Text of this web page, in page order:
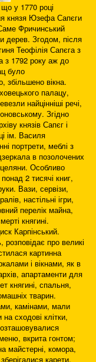
у 1770 році
князя Юзефа Сапєги
Фричинський
дерев. Згодом, після
Теофілія Сапєга з
з 1792 року аж до
було
збільшено вікна.
палацу,
найцінніші речі,
Згідно
князів Сапєг і
ім. Василя
портрети, меблі з
в позолочених
Особливо
2 тисячі книг,
Вази, сервізи,
настільні ігри,
перелік майна,
княгині.
Карпінський.
розповідає про великі
картинна
і вікнами, як в
апартаменти для
княгині, спальня,
тварин.
камінами, мали
сходові клітки,
вкрита гонтом;
майстерні, комора,
карети,